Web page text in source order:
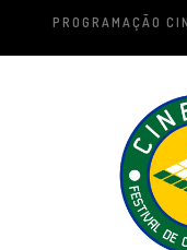
PROGRAMAÇÃO